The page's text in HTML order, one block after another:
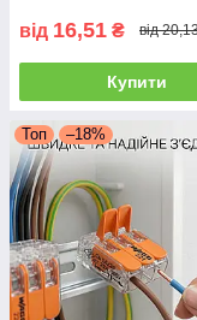
від 16,51 ₴ від
Купити
Топ –18%